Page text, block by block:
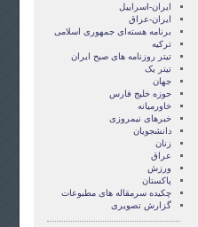
ایران-اسراییل
ایران-عراق
برنامه هسته‌ای جمهوری اسلامی
ترکیه
تیتر روزنامه های صبح ایران
تیتر یک
جهان
حوزه خلیج فارس
خاورمیانه
خبرهای نیمروزی
دانشجویان
زنان
عراق
ورزش
پاکستان
چکیده سرمقاله های مطبوعات
گزارش تصويری